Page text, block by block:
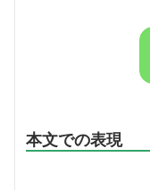
本文での表現